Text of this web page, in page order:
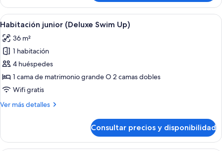
junior
(Deluxe
Swim
Abrir
todas
las
fotos
de
Habitación
junior
Swim
Habitación de hotel con una cama
11
Habitación junior (Deluxe Swim Up)
36 m²
1 habitación
4 huéspedes
1 cama de matrimonio grande O 2 camas dobles
Wifi gratis
Ver más detalles
Más
junior
(Deluxe
Consultar precios y disponibilidad